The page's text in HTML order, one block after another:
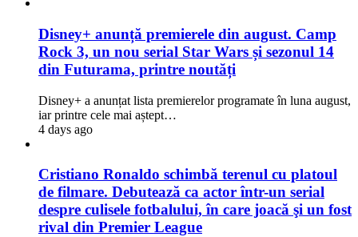
Disney+ anunță premierele din august. Camp
Rock 3, un nou serial Star Wars și sezonul 14
din Futurama, printre noutăți
Disney+ a anunțat lista premierelor programate în luna august,
iar printre cele mai aștept…
4 days ago
Cristiano Ronaldo schimbă terenul cu platoul
de filmare. Debutează ca actor într-un serial
despre culisele fotbalului, în care joacă şi un fost
rival din Premier League